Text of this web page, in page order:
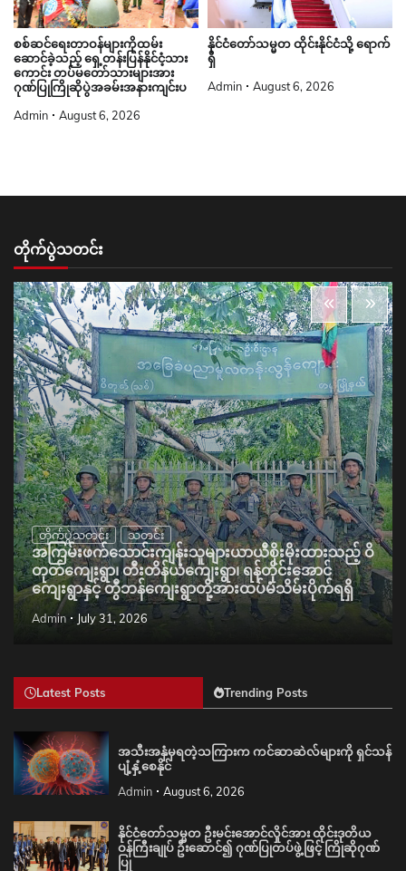
စစ်ဆင်ရေးတာဝန်များကိုထမ်း
ဆောင်ခဲ့သည့် ရှေ့တန်းပြန်နိုင်ငံ့သား
ကောင်း တပ်မတော်သားများအား
ဂုဏ်ပြုကြိုဆိုပွဲအခမ်းအနားကျင်းပ
Admin August 6, 2026
နိုင်ငံတော်သမ္မတ ထိုင်းနိုင်ငံသို့ ရောက်
ရှိ
Admin August 6, 2026
တိုက်ပွဲသတင်း
တိုက်ပွဲသတင်း သတင်း
အကြမ်းဖက်သောင်းကျန်းသူများယာယီစိုးမိုးထားသည့် ဝိ
တုတ်ကျေးရွာ၊ တီးတိန်ယံကျေးရွာ၊ ရန်တိုင်းအောင်
ကျေးရွာနှင့် တွီဘန်ကျေးရွာတို့အားထပ်မံသိမ်းပိုက်ရရှိ
Admin July 31, 2026
Latest Posts Trending Posts
အသီးအနှံမှရတဲ့သကြားက ကင်ဆာဆဲလ်များကို ရှင်သန်
ပျံ့နှံ့စေနိုင်
Admin August 6, 2026
နိုင်ငံတော်သမ္မတ ဦးမင်းအောင်လှိုင်အား ထိုင်းဒုတိယ
ဝန်ကြီးချုပ် ဦးဆောင်၍ ဂုဏ်ပြုတပ်ဖွဲ့ဖြင့် ကြိုဆိုဂုဏ်
ပြု